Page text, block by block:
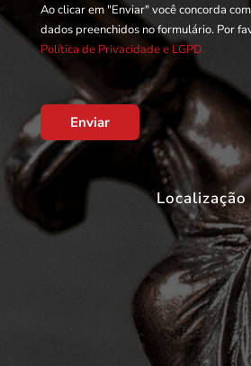
Ao clicar em "Enviar" você concorda
dados preenchidos no formulário. Por
Política de Privacidade e LGPD.
Enviar
Localização